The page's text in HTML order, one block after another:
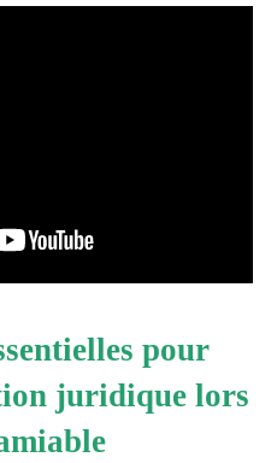
pour
juridique lors